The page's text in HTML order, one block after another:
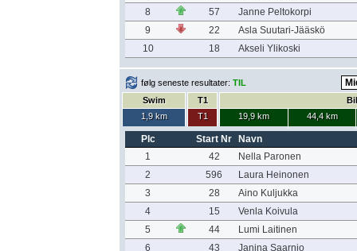
8
57
Janne Peltokorpi
9
22
Asla Suutari-Jääskö
10
18 Akseli Ylikoski
følg seneste resultater: TIL
Swim
1,9 km
T1
T1
19,9 km
44,4 km
Plc Start Nr
Navn
1
42
Nella Paronen
2
596
Laura Heinonen
3
28
Aino Kuljukka
4
15
Venla Koivula
5
44
Lumi Laitinen
6
43
Janina Saarnio